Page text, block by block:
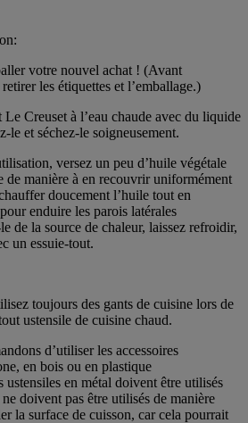
votre nouvel achat ! (Avant
les étiquettes et l’emballage.)
Creuset à l’eau chaude avec du liquide
le et séchez-le soigneusement.
versez un peu d’huile végétale
de manière à en recouvrir uniformément
doucement l’huile tout en
enduire les parois latérales
de la source de chaleur, laissez refroidir,
un essuie-tout.
toujours des gants de cuisine lors de
ustensile de cuisine chaud.
d’utiliser les accessoires
en bois ou en plastique
ustensiles en métal doivent être utilisés
doivent pas être utilisés de manière
la surface de cuisson, car cela pourrait